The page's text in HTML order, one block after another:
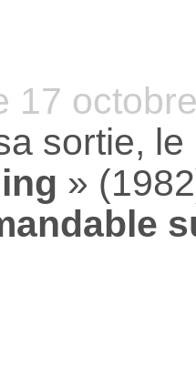
17
sortie,
»